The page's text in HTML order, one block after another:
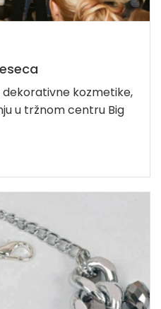
kozmetike,
u tržnom centru Big